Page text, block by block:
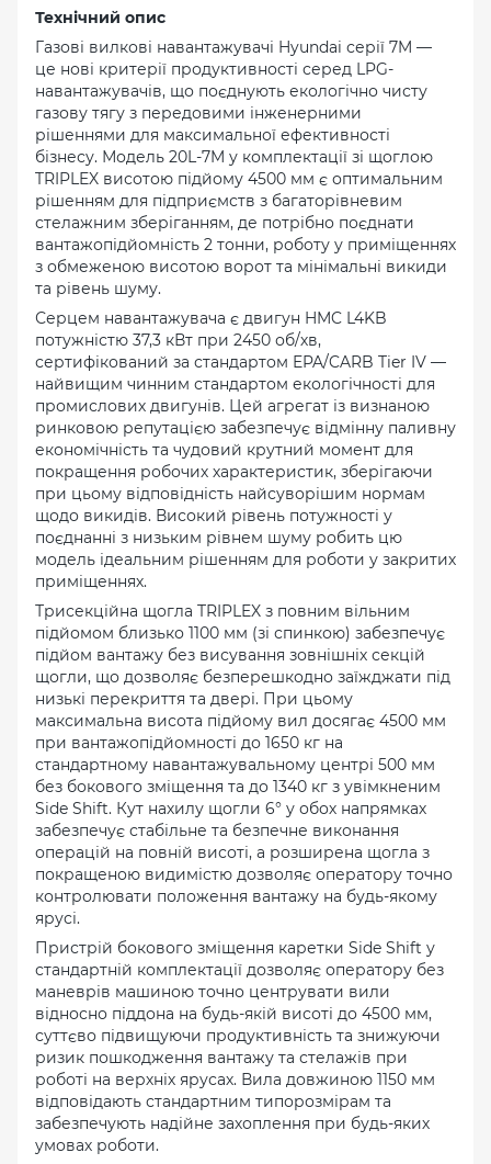
Технічний опис
Газові вилкові навантажувачі Hyundai серії 7M —
це нові критерії продуктивності серед LPG-
навантажувачів, що поєднують екологічно чисту
газову тягу з передовими інженерними
рішеннями для максимальної ефективності
бізнесу. Модель 20L-7M у комплектації зі щоглою
TRIPLEX висотою підйому 4500 мм є оптимальним
рішенням для підприємств з багаторівневим
стелажним зберіганням, де потрібно поєднати
вантажопідйомність 2 тонни, роботу у приміщеннях
з обмеженою висотою ворот та мінімальні викиди
та рівень шуму.
Серцем навантажувача є двигун HMC L4KB
потужністю 37,3 кВт при 2450 об/хв,
сертифікований за стандартом EPA/CARB Tier IV —
найвищим чинним стандартом екологічності для
промислових двигунів. Цей агрегат із визнаною
ринковою репутацією забезпечує відмінну паливну
економічність та чудовий крутний момент для
покращення робочих характеристик, зберігаючи
при цьому відповідність найсуворішим нормам
щодо викидів. Високий рівень потужності у
поєднанні з низьким рівнем шуму робить цю
модель ідеальним рішенням для роботи у закритих
приміщеннях.
Трисекційна щогла TRIPLEX з повним вільним
підйомом близько 1100 мм (зі спинкою) забезпечує
підйом вантажу без висування зовнішніх секцій
щогли, що дозволяє безперешкодно заїжджати під
низькі перекриття та двері. При цьому
максимальна висота підйому вил досягає 4500 мм
при вантажопідйомності до 1650 кг на
стандартному навантажувальному центрі 500 мм
без бокового зміщення та до 1340 кг з увімкненим
Side Shift. Кут нахилу щогли 6° у обох напрямках
забезпечує стабільне та безпечне виконання
операцій на повній висоті, а розширена щогла з
покращеною видимістю дозволяє оператору точно
контролювати положення вантажу на будь-якому
ярусі.
Пристрій бокового зміщення каретки Side Shift у
стандартній комплектації дозволяє оператору без
маневрів машиною точно центрувати вили
відносно піддона на будь-якій висоті до 4500 мм,
суттєво підвищуючи продуктивність та знижуючи
ризик пошкодження вантажу та стелажів при
роботі на верхніх ярусах. Вила довжиною 1150 мм
відповідають стандартним типорозмірам та
забезпечують надійне захоплення при будь-яких
умовах роботи.